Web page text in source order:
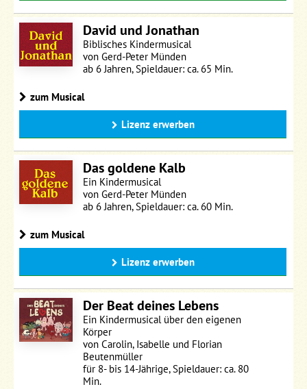
David und Jonathan
Biblisches Kindermusical
von Gerd-Peter Münden
ab 6 Jahren, Spieldauer: ca. 65 Min.
zum Musical
Lizenz erwerben
Das goldene Kalb
Ein Kindermusical
von Gerd-Peter Münden
ab 6 Jahren, Spieldauer: ca. 60 Min.
zum Musical
Lizenz erwerben
Der Beat deines Lebens
Ein Kindermusical über den eigenen
Körper
von Carolin, Isabelle und Florian
Beutenmüller
für 8- bis 14-Jährige, Spieldauer: ca. 80
Min.